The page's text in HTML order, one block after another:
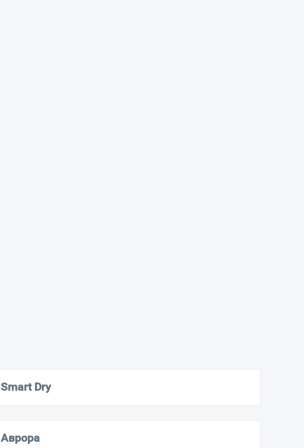
Smart Dry
Аврора